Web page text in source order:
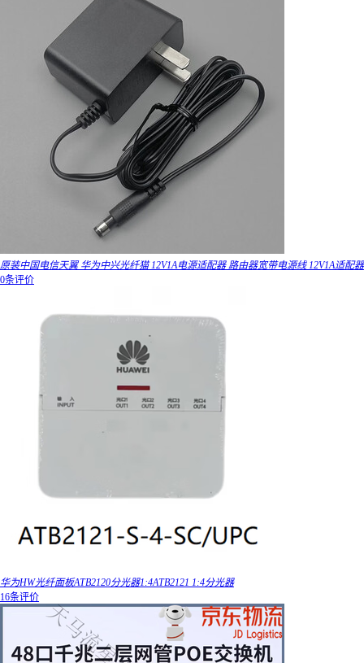
原装中国电信天翼 华为中兴光纤猫 12V1A电源适配器 路由器宽带电源线 12V1A适配器
0条评价
华为HW光纤面板ATB2120分光器1:4ATB2121 1:4分光器
16条评价